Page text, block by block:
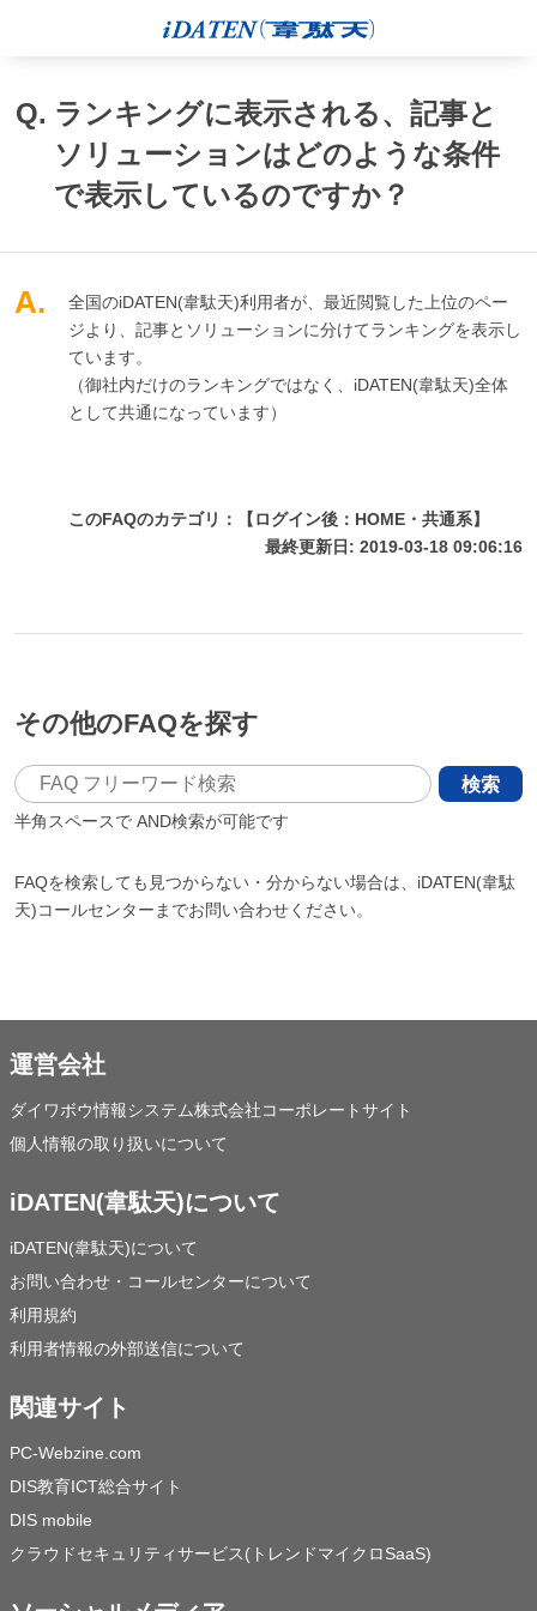
Q. ランキングに表示される、記事と
ソリューションはどのような条件
で表示しているのですか？
A.
全国のiDATEN(韋駄天)利用者が、最近閲覧した上位のペー
ジより、記事とソリューションに分けてランキングを表示し
ています。
（御社内だけのランキングではなく、iDATEN(韋駄天)全体
として共通になっています）
このFAQのカテゴリ：【ログイン後：HOME・共通系】
最終更新日: 2019-03-18 09:06:16
その他のFAQを探す
検索
半角スペースでAND検索が可能です
FAQを検索しても見つからない・分からない場合は、iDATEN(韋駄
天)コールセンターまでお問い合わせください。
運営会社
ダイワボウ情報システム株式会社コーポレートサイト
個人情報の取り扱いについて
iDATEN(韋駄天)について
iDATEN(韋駄天)について
お問い合わせ・コールセンターについて
利用規約
利用者情報の外部送信について
関連サイト
PC-Webzine.com
DIS教育ICT総合サイト
DIS mobile
クラウドセキュリティサービス(トレンドマイクロSaaS)